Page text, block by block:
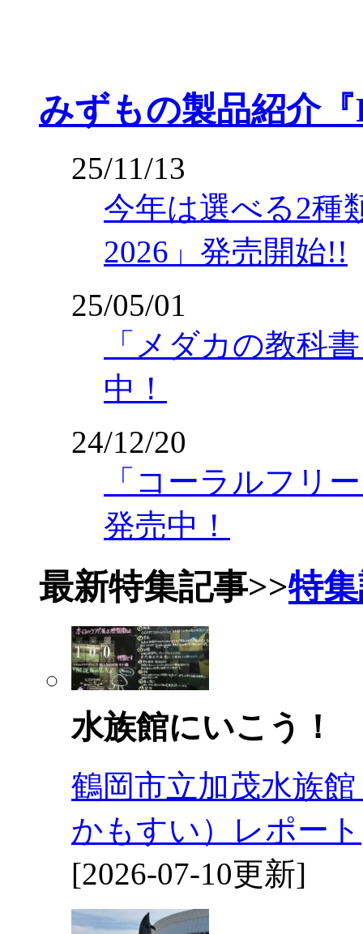
みずもの製品紹介
25/11/13
今年は選べる2種
2026」発売開始!!
25/05/01
「メダカの教科
中！
24/12/20
「コーラルフリ
発売中！
最新特集記事>>特
水族館にいこう！
鶴岡市立加茂水族
かもすい）レポート
[2026-07-10更新]